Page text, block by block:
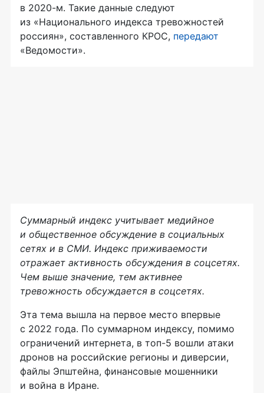
в 2020-м. Такие данные следуют
из «Национального индекса тревожностей
россиян», составленного КРОС, передают
«Ведомости».
Суммарный индекс учитывает медийное
и общественное обсуждение в социальных
сетях и в СМИ. Индекс приживаемости
отражает активность обсуждения в соцсетях.
Чем выше значение, тем активнее
тревожность обсуждается в соцсетях.
Эта тема вышла на первое место впервые
с 2022 года. По суммарном индексу, помимо
ограничений интернета, в топ-5 вошли атаки
дронов на российские регионы и диверсии,
файлы Эпштейна, финансовые мошенники
и война в Иране.